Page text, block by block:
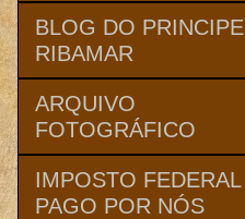
BLOG DO PRINCIPE
RIBAMAR
ARQUIVO
FOTOGRÁFICO
IMPOSTO FEDERAL
PAGO POR NÓS